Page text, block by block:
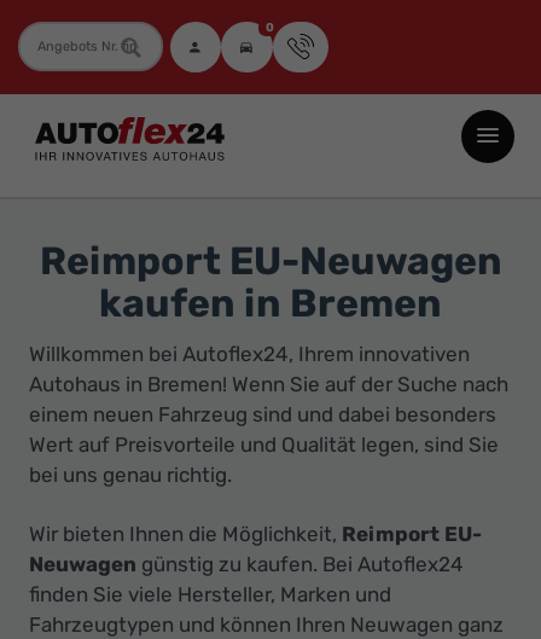
Fahrzeugnummer 0
Autoflex24
GmbH
Neuwagen
Jahreswagen
Gebrauchtwagen
zu
Top-
Preisen
Ihr
Innovatives
Autohaus
Reimport EU-Neuwagen
kaufen in Bremen
Willkommen bei Autoflex24, Ihrem innovativen
Autohaus in Bremen! Wenn Sie auf der Suche nach
einem neuen Fahrzeug sind und dabei besonders
Wert auf Preisvorteile und Qualität legen, sind Sie
bei uns genau richtig.
Wir bieten Ihnen die Möglichkeit, Reimport EU-
Neuwagen günstig zu kaufen. Bei Autoflex24
finden Sie viele Hersteller, Marken und
Fahrzeugtypen und können Ihren Neuwagen ganz